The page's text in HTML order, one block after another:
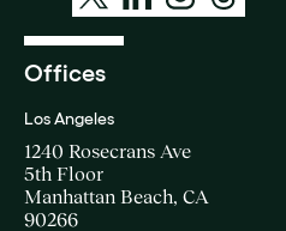
Offices
Los Angeles
1240 Rosecrans Ave
5th Floor
Manhattan Beach, CA
90266